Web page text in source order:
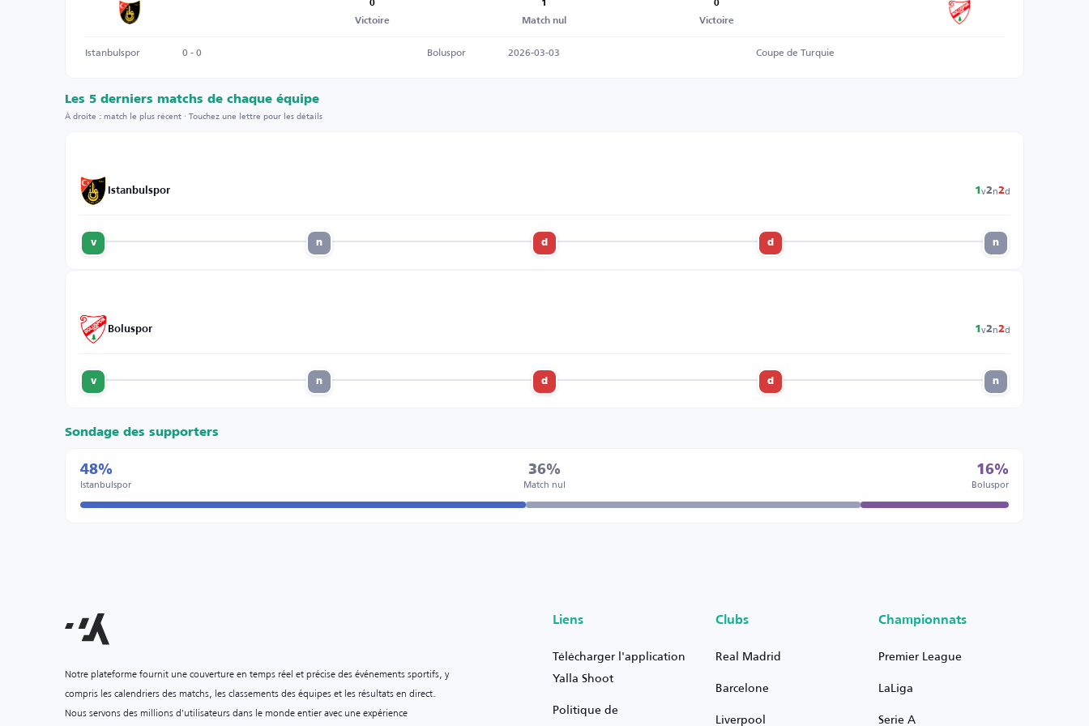
0
Victoire
1
Match nul
0
Victoire
Istanbulspor 0 - 0 Boluspor 2026-03-03 Coupe de Turquie
Les 5 derniers matchs de chaque équipe
À droite : match le plus récent · Touchez une lettre pour les détails
Istanbulspor 1 v2n2d
n
d
d
n
v
Boluspor 1 v2n2d
n
d
d
n
v
Sondage des supporters
48%
Istanbulspor
36%
Match nul
16%
Boluspor
Notre plateforme fournit une couverture en temps réel et précise des événements sportifs, y
compris les calendriers des matchs, les classements des équipes et les résultats en direct.
Nous servons des millions d'utilisateurs dans le monde entier avec une expérience
Liens
Télécharger l'application
Yalla Shoot
Politique de
Clubs
Real Madrid
Barcelone
Liverpool
Championnats
Premier League
LaLiga
Serie A